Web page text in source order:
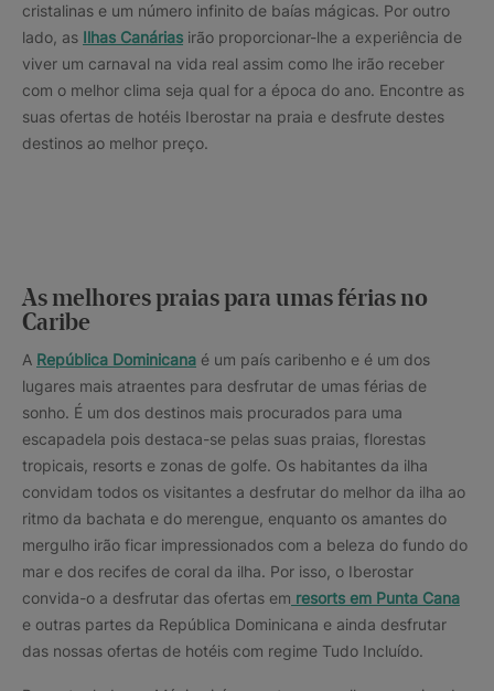
cristalinas e um número infinito de baías mágicas. Por outro
lado, as Ilhas Canárias irão proporcionar-lhe a experiência de
viver um carnaval na vida real assim como lhe irão receber
com o melhor clima seja qual for a época do ano. Encontre as
suas ofertas de hotéis Iberostar na praia e desfrute destes
destinos ao melhor preço.
As melhores praias para umas férias no
Caribe
A República Dominicana é um país caribenho e é um dos
lugares mais atraentes para desfrutar de umas férias de
sonho. É um dos destinos mais procurados para uma
escapadela pois destaca-se pelas suas praias, florestas
tropicais, resorts e zonas de golfe. Os habitantes da ilha
convidam todos os visitantes a desfrutar do melhor da ilha ao
ritmo da bachata e do merengue, enquanto os amantes do
mergulho irão ficar impressionados com a beleza do fundo do
mar e dos recifes de coral da ilha. Por isso, o Iberostar
convida-o a desfrutar das ofertas em resorts em Punta Cana
e outras partes da República Dominicana e ainda desfrutar
das nossas ofertas de hotéis com regime Tudo Incluído.